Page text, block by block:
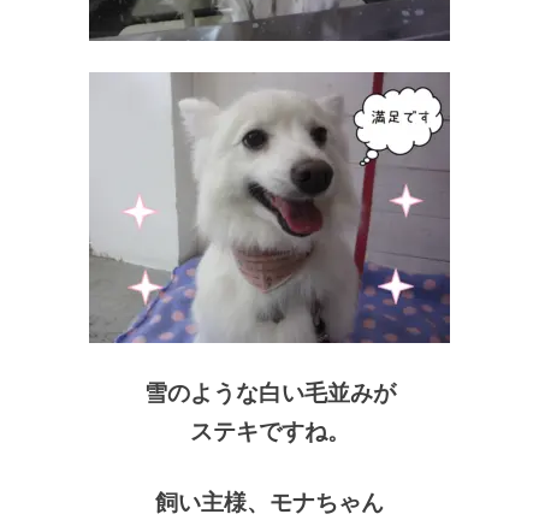
雪のような白い毛並みが
ステキですね。
飼い主様、モナちゃん